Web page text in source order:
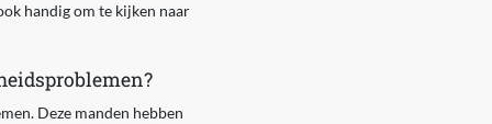
handig om te kijken naar
Deze manden hebben